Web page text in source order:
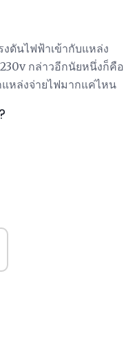
ดันไฟฟ้าเข้ากับแหล่ง
230v กล่าวอีกนัยหนึ่งก็คือ
หล่งจ่ายไฟมากแค่ไหน